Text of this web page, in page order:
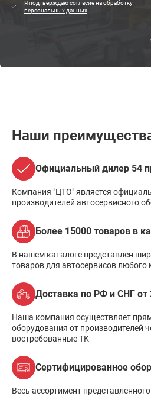
Я подтверждаю согласие на обработку
персональных данных
Наши
Официальный дилер 54
Компания "ЦТО" является
производителей автосервисного
Более 15000 товаров в
В нашем каталоге представлен
товаров для автосервисов любого
Доставка по РФ и СНГ от
Наша компания осуществляет
оборудования от производителей
востребованные ТК
Сертифицированное
Весь ассортимент